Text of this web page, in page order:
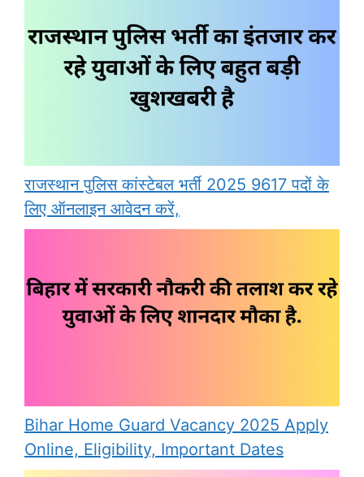
राजस्थान पुलिस कांस्टेबल भर्ती 2025 9617 पदों के
लिए ऑनलाइन आवेदन करें,
Bihar Home Guard Vacancy 2025 Apply
Online, Eligibility, Important Dates